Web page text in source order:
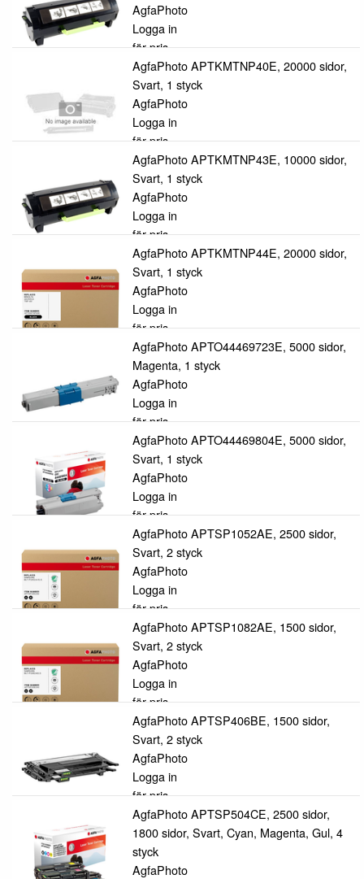
AgfaPhoto
Logga in
för pris
AgfaPhoto APTKMTNP40E, 20000 sidor,
Svart, 1 styck
AgfaPhoto
Logga in
för pris
AgfaPhoto APTKMTNP43E, 10000 sidor,
Svart, 1 styck
AgfaPhoto
Logga in
för pris
AgfaPhoto APTKMTNP44E, 20000 sidor,
Svart, 1 styck
AgfaPhoto
Logga in
för pris
AgfaPhoto APTO44469723E, 5000 sidor,
Magenta, 1 styck
AgfaPhoto
Logga in
för pris
AgfaPhoto APTO44469804E, 5000 sidor,
Svart, 1 styck
AgfaPhoto
Logga in
för pris
AgfaPhoto APTSP1052AE, 2500 sidor,
Svart, 2 styck
AgfaPhoto
Logga in
för pris
AgfaPhoto APTSP1082AE, 1500 sidor,
Svart, 2 styck
AgfaPhoto
Logga in
för pris
AgfaPhoto APTSP406BE, 1500 sidor,
Svart, 2 styck
AgfaPhoto
Logga in
för pris
AgfaPhoto APTSP504CE, 2500 sidor,
1800 sidor, Svart, Cyan, Magenta, Gul, 4
styck
AgfaPhoto